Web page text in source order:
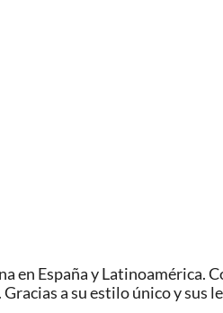
en España y
a su estilo único y sus